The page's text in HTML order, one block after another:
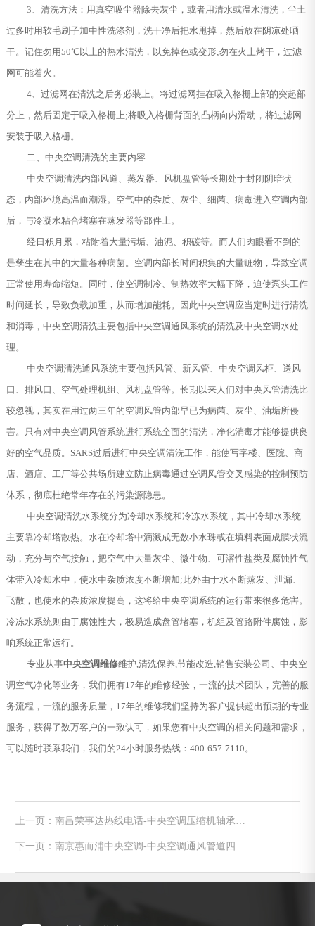
3、清洗方法：用真空吸尘器除去灰尘，或者用清水或温水清洗，尘土
过多时用软毛刷子加中性洗涤剂，洗干净后把水甩掉，然后放在阴凉处晒
干。记住勿用50℃以上的热水清洗，以免掉色或变形;勿在火上烤干，过滤
网可能着火。
4、过滤网在清洗之后务必装上。将过滤网挂在吸入格栅上部的突起部
分上，然后固定于吸入格栅上;将吸入格栅背面的凸柄向内滑动，将过滤网
安装于吸入格栅。
二、中央空调清洗的主要内容
中央空调清洗内部风道、蒸发器、风机盘管等长期处于封闭阴暗状
态，内部环境高温而潮湿。空气中的杂质、灰尘、细菌、病毒进入空调内部
后，与冷凝水粘合堵塞在蒸发器等部件上。
经日积月累，粘附着大量污垢、油泥、积碳等。而人们肉眼看不到的
是孳生在其中的大量各种病菌。空调内部长时间积集的大量赃物，导致空调
正常使用寿命缩短。同时，使空调制冷、制热效率大幅下降，迫使泵头工作
时间延长，导致负载加重，从而增加能耗。因此中央空调应当定时进行清洗
和消毒，中央空调清洗主要包括中央空调通风系统的清洗及中央空调水处
理。
中央空调清洗通风系统主要包括风管、新风管、中央空调风柜、送风
口、排风口、空气处理机组、风机盘管等。长期以来人们对中央风管清洗比
较忽视，其实在用过两三年的空调风管内部早已为病菌、灰尘、油垢所侵
害。只有对中央空调风管系统进行系统全面的清洗，净化消毒才能够提供良
好的空气品质。SARS过后进行中央空调清洗工作，能使写字楼、医院、商
店、酒店、工厂等公共场所建立防止病毒通过空调风管交叉感染的控制预防
体系，彻底杜绝常年存在的污染源隐患。
中央空调清洗水系统分为冷却水系统和冷冻水系统，其中冷却水系统
主要靠冷却塔散热。水在冷却塔中滴溅成无数小水珠或在填料表面成膜状流
动，充分与空气接触，把空气中大量灰尘、微生物、可溶性盐类及腐蚀性气
体带入冷却水中，使水中杂质浓度不断增加;此外由于水不断蒸发、泄漏、
飞散，也使水的杂质浓度提高，这将给中央空调系统的运行带来很多危害。
冷冻水系统则由于腐蚀性大，极易造成盘管堵塞，机组及管路附件腐蚀，影
响系统正常运行。
专业从事中央空调维修维护,清洗保养,节能改造,销售安装公司、中央空
调空气净化等业务，我们拥有17年的维修经验，一流的技术团队，完善的服
务流程，一流的服务质量，17年的维修我们坚持为客户提供超出预期的专业
服务，获得了数万客户的一致认可，如果您有中央空调的相关问题和需求，
可以随时联系我们，我们的24小时服务热线：400-657-7110。
上一页：南昌荣事达热线电话-中央空调压缩机轴承常
下一页：南京惠而浦中央空调-中央空调通风管道四种